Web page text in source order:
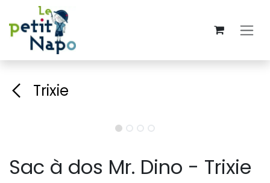
Se rendre au contenu
Trixie
Sac à dos Mr. Dino - Trixie